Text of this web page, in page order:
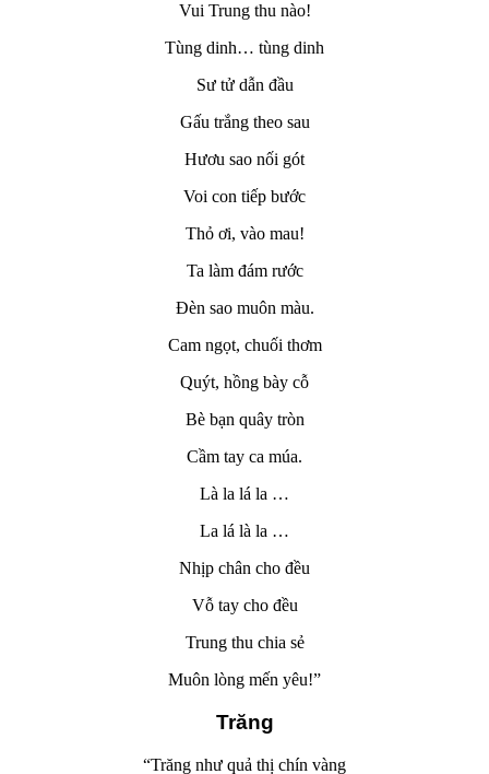
Vui Trung thu nào!
Tùng dinh… tùng dinh
Sư tử dẫn đầu
Gấu trắng theo sau
Hươu sao nối gót
Voi con tiếp bước
Thỏ ơi, vào mau!
Ta làm đám rước
Đèn sao muôn màu.
Cam ngọt, chuối thơm
Quýt, hồng bày cỗ
Bè bạn quây tròn
Cầm tay ca múa.
Là la lá la …
La lá là la …
Nhịp chân cho đều
Vỗ tay cho đều
Trung thu chia sẻ
Muôn lòng mến yêu!”
Trăng
“Trăng như quả thị chín vàng